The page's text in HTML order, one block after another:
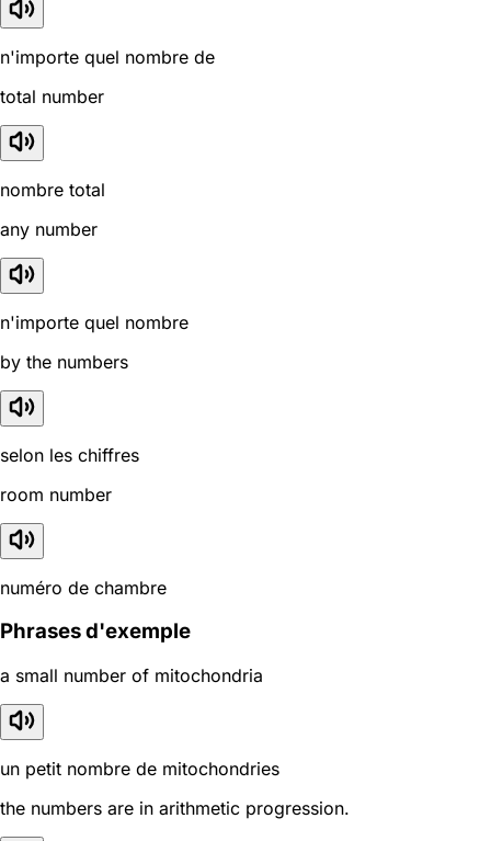
n'importe quel nombre de
total number
nombre total
any number
n'importe quel nombre
by the numbers
selon les chiffres
room number
numéro de chambre
Phrases d'exemple
a small number of mitochondria
un petit nombre de mitochondries
the numbers are in arithmetic progression.